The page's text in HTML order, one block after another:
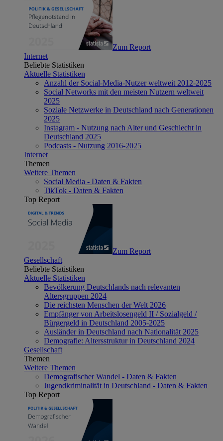
Zum Report
Internet
Beliebte Statistiken
Aktuelle Statistiken
Anzahl der Social-Media-Nutzer weltweit 2012-2025
Social Networks mit den meisten Nutzern weltweit
2025
Soziale Netzwerke in Deutschland nach Generationen
2025
Instagram - Nutzung nach Alter und Geschlecht in
Deutschland 2025
Podcasts - Nutzung 2016-2025
Internet
Themen
Weitere Themen
Social Media - Daten & Fakten
TikTok - Daten & Fakten
Top Report
Zum Report
Gesellschaft
Beliebte Statistiken
Aktuelle Statistiken
Bevölkerung Deutschlands nach relevanten
Altersgruppen 2024
Die reichsten Menschen der Welt 2026
Empfänger von Arbeitslosengeld II / Sozialgeld /
Bürgergeld in Deutschland 2005-2025
Ausländer in Deutschland nach Nationalität 2025
Demografie: Altersstruktur in Deutschland 2024
Gesellschaft
Themen
Weitere Themen
Demografischer Wandel - Daten & Fakten
Jugendkriminalität in Deutschland - Daten & Fakten
Top Report